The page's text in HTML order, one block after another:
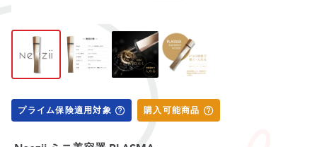
プライム保険適用対象 購入可能商品